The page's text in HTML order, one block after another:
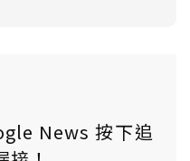
News 按下追